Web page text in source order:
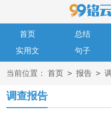
首页 总结
实用文
句子
当前位置： 首页 > 报告 >
调查报告